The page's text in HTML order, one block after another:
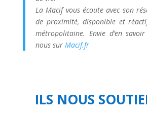
La Macif vous écoute avec son
de proximité, disponible et
métropolitaine. Envie d’en
nous sur Macif.fr
ILS NOUS